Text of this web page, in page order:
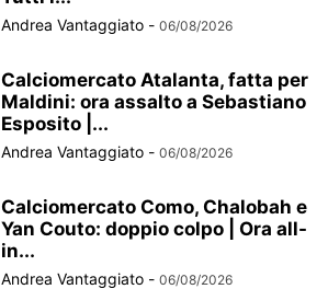
Andrea Vantaggiato - 06/08/2026
Calciomercato Atalanta, fatta per
Maldini: ora assalto a Sebastiano
Esposito |...
Andrea Vantaggiato - 06/08/2026
Calciomercato Como, Chalobah e
Yan Couto: doppio colpo | Ora all-
in...
Andrea Vantaggiato - 06/08/2026